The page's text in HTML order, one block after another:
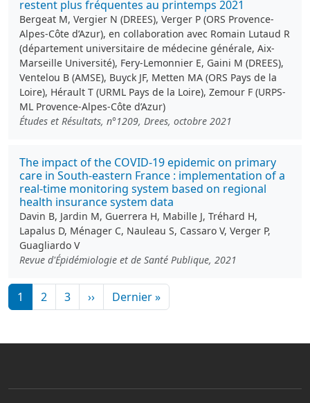
restent plus fréquentes au printemps 2021
Bergeat M, Vergier N (DREES), Verger P (ORS Provence-
Alpes-Côte d’Azur), en collaboration avec Romain Lutaud R
(département universitaire de médecine générale, Aix-
Marseille Université), Fery-Lemonnier E, Gaini M (DREES),
Ventelou B (AMSE), Buyck JF, Metten MA (ORS Pays de la
Loire), Hérault T (URML Pays de la Loire), Zemour F (URPS-
ML Provence-Alpes-Côte d’Azur)
Études et Résultats, n°1209, Drees, octobre 2021
The impact of the COVID-19 epidemic on primary
care in South-eastern France : implementation of a
real-time monitoring system based on regional
health insurance system data
Davin B, Jardin M, Guerrera H, Mabille J, Tréhard H,
Lapalus D, Ménager C, Nauleau S, Cassaro V, Verger P,
Guagliardo V
Revue d'Épidémiologie et de Santé Publique, 2021
Pagination
1 2 3 ››Page suivante
Dernier »Dernière page